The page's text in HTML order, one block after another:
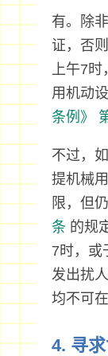
有。除
证，否
上午7时
用机动
条例》
不过，
提机械
限，但
条的规
7时，或
发出扰
均不可
4. 寻